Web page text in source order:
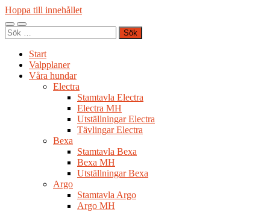
Hoppa till innehållet
Slå
på/av
Slå
på/av
Sök
efter:
Start
Valpplaner
Våra hundar
Electra
Stamtavla Electra
Electra MH
Utställningar Electra
Tävlingar Electra
Bexa
Stamtavla Bexa
Bexa MH
Utställningar Bexa
Argo
Stamtavla Argo
Argo MH